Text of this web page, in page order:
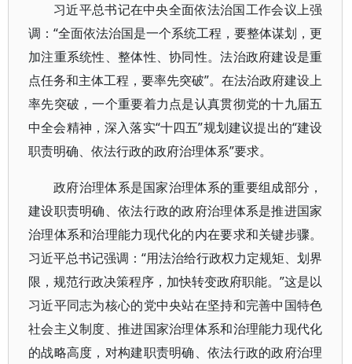
习近平总书记在中央全面依法治国工作会议上强
调：“全面依法治国是一个系统工程，要整体谋划，更
加注重系统性、整体性、协同性。法治政府建设是重
点任务和主体工程，要率先突破”。在法治政府建设上
率先突破，一个重要着力点是认真贯彻党的十九届五
中全会精神，深入落实“十四五”规划建议提出的“建设
职责明确、依法行政的政府治理体系”要求。
政府治理体系是国家治理体系的重要组成部分，
建设职责明确、依法行政的政府治理体系是推进国家
治理体系和治理能力现代化的内在要求和关键步骤。
习近平总书记强调：“用法治给行政权力定规矩、划界
限，规范行政决策程序，加快转变政府职能。”这是以
习近平同志为核心的党中央站在坚持和完善中国特色
社会主义制度、推进国家治理体系和治理能力现代化
的战略高度，对构建职责明确、依法行政的政府治理